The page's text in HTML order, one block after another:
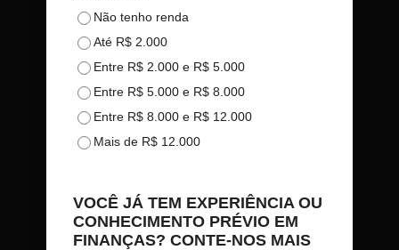
Não tenho renda
Até R$ 2.000
Entre R$ 2.000 e R$ 5.000
Entre R$ 5.000 e R$ 8.000
Entre R$ 8.000 e R$ 12.000
Mais de R$ 12.000
VOCÊ JÁ TEM EXPERIÊNCIA OU
CONHECIMENTO PRÉVIO EM
FINANÇAS? CONTE-NOS MAIS